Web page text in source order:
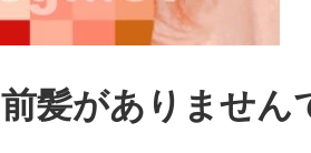
髪がありません